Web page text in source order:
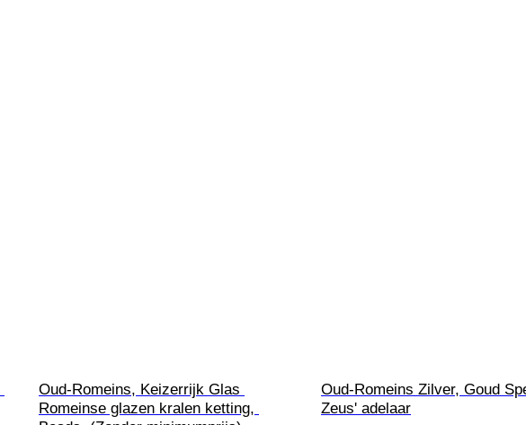
Oud-Romeins, Keizerrijk Glas
Romeinse glazen kralen ketting,
Oud-Romeins Zilver, Goud
Zeus' adelaar